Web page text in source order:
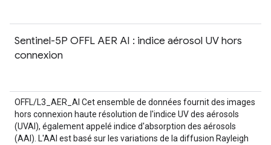
Sentinel-5P OFFL AER AI : indice aérosol UV hors
connexion
OFFL/L3_AER_AI Cet ensemble de données fournit des images
hors connexion haute résolution de l'indice UV des aérosols
(UVAI), également appelé indice d'absorption des aérosols
(AAI). L'AAI est basé sur les variations de la diffusion Rayleigh